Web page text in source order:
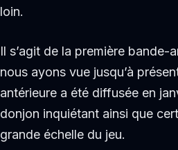
loin.
Il s’agit de la première
nous ayons vue jusqu’à
antérieure a été diffusée en
donjon inquiétant ainsi que
grande échelle du jeu.